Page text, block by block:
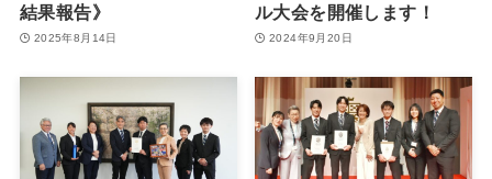
結果報告》
2025年8月14日
ル大会を開催します！
2024年9月20日